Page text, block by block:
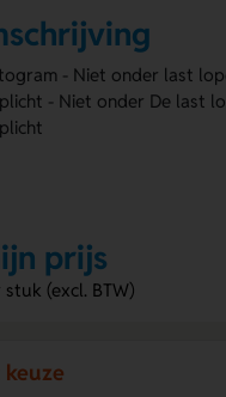
- Niet onder last
- Niet onder De last
prijs
stuk (excl. BTW)